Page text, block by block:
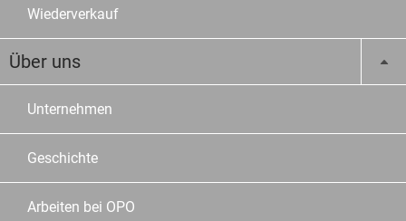
Wiederverkauf
Über uns
Unternehmen
Geschichte
Arbeiten bei OPO